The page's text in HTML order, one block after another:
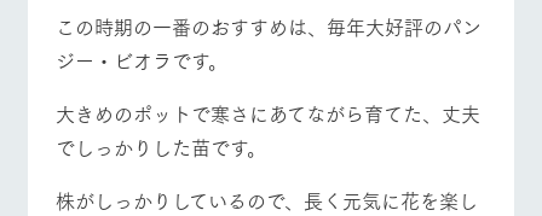
お問い合
わせ・資
料請求
牧場内を巡る周
遊バスのご案内
営業時間・料金
よくあるご質問
団体のお客様へ
お客様へ
この時期の一番のおすすめは、毎年大好評のパン
ジー・ビオラです。
大きめのポットで寒さにあてながら育てた、丈夫
でしっかりした苗です。
株がしっかりしているので、長く元気に花を楽し